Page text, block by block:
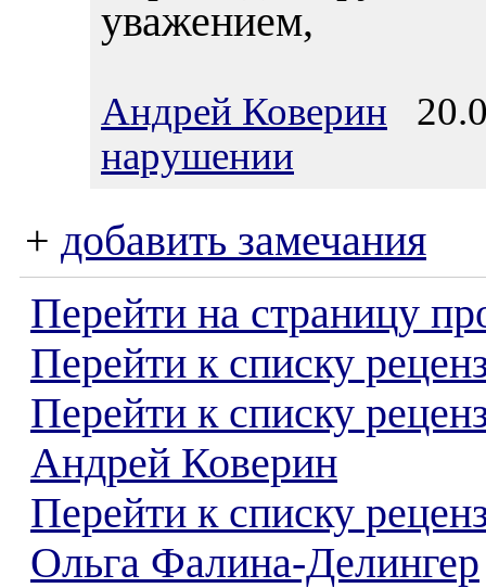
уважением,
Андрей Коверин
нарушении
+ добавить замечания
Перейти на страницу
Перейти к списку
Перейти к списку
Андрей Коверин
Перейти к списку
Ольга Фалина-Делингер